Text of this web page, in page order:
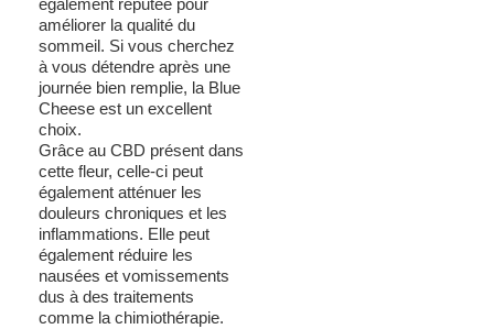
également réputée pour
améliorer la qualité du
sommeil. Si vous cherchez
à vous détendre après une
journée bien remplie, la Blue
Cheese est un excellent
choix.
Grâce au CBD présent dans
cette fleur, celle-ci peut
également atténuer les
douleurs chroniques et les
inflammations. Elle peut
également réduire les
nausées et vomissements
dus à des traitements
comme la chimiothérapie.